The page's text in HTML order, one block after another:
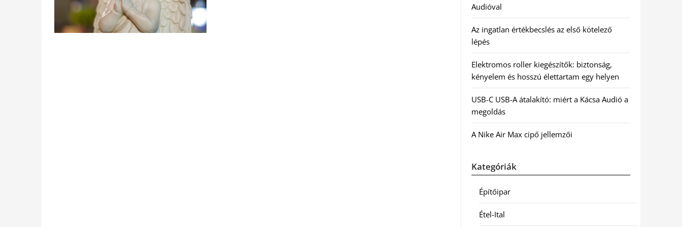
Audióval
Az ingatlan értékbecslés az első kötelező
lépés
Elektromos roller kiegészítők: biztonság,
kényelem és hosszú élettartam egy helyen
USB-C USB-A átalakító: miért a Kácsa Audió a
megoldás
A Nike Air Max cipő jellemzői
Kategóriák
Építőipar
Étel-Ital